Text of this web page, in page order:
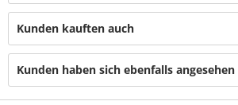
Kunden kauften auch
Kunden haben sich ebenfalls angesehen